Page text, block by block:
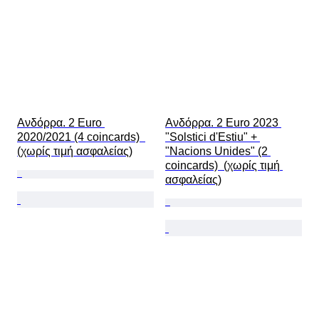
Ανδόρρα. 2 Euro
2020/2021 (4 coincards)
(χωρίς τιμή ασφαλείας)
Ανδόρρα. 2 Euro 2023
"Solstici d'Estiu" +
"Nacions Unides" (2
coincards)  (χωρίς τιμή
ασφαλείας)